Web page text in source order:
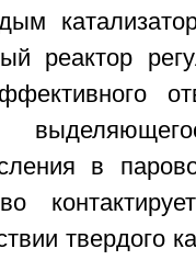
реактор
в
твердого